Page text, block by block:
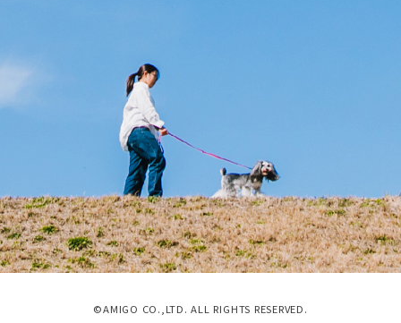
©AMIGO CO.,LTD. ALL RIGHTS RESERVED.